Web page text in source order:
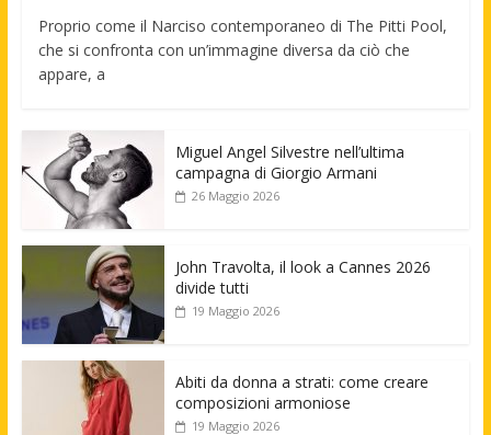
Proprio come il Narciso contemporaneo di The Pitti Pool,
che si confronta con un’immagine diversa da ciò che
appare, a
Miguel Angel Silvestre nell’ultima
campagna di Giorgio Armani
26 Maggio 2026
John Travolta, il look a Cannes 2026
divide tutti
19 Maggio 2026
Abiti da donna a strati: come creare
composizioni armoniose
19 Maggio 2026